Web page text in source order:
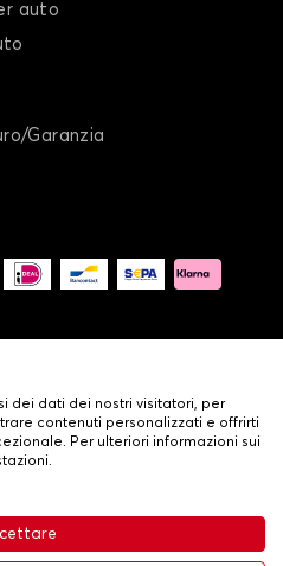
auto
Garanzia
•
•Livraison
dei dati dei nostri visitatori, per
contenuti personalizzati e offrirti
Per ulteriori informazioni sui